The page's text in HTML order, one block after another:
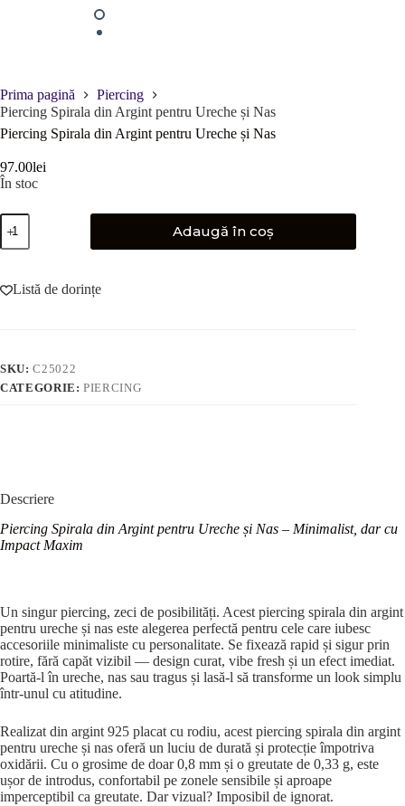
Prima pagină
Piercing
Piercing Spirala din Argint pentru Ureche și Nas
Piercing Spirala din Argint pentru Ureche și Nas
97.00lei
În stoc
Cantitate
Piercing
Spirala
Argint
pentru
Adaugă în coș
Listă de dorințe
SKU:C25022
CATEGORIE:PIERCING
Descriere
Piercing Spirala din Argint pentru Ureche și Nas – Minimalist, dar cu
Impact Maxim
Un singur piercing, zeci de posibilități. Acest piercing spirala din argint
pentru ureche și nas este alegerea perfectă pentru cele care iubesc
accesoriile minimaliste cu personalitate. Se fixează rapid și sigur prin
rotire, fără capăt vizibil — design curat, vibe fresh și un efect imediat.
Poartă-l în ureche, nas sau tragus și lasă-l să transforme un look simplu
într-unul cu atitudine.
Realizat din argint 925 placat cu rodiu, acest piercing spirala din argint
pentru ureche și nas oferă un luciu de durată și protecție împotriva
oxidării. Cu o grosime de doar 0,8 mm și o greutate de 0,33 g, este
ușor de introdus, confortabil pe zonele sensibile și aproape
imperceptibil ca greutate. Dar vizual? Imposibil de ignorat.